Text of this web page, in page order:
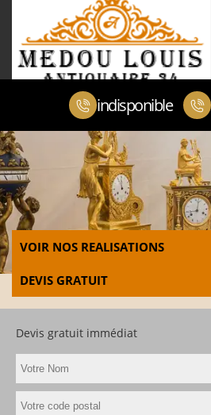
indisponible
VOIR NOS REALISATIONS
DEVIS GRATUIT
Devis gratuit immédiat